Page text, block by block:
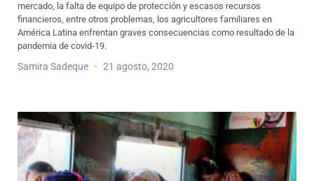
mercado, la falta de equipo de protección y escasos recursos
financieros, entre otros problemas, los agricultores familiares en
América Latina enfrentan graves consecuencias como resultado de la
pandemia de covid-19.
Samira Sadeque 21 agosto, 2020